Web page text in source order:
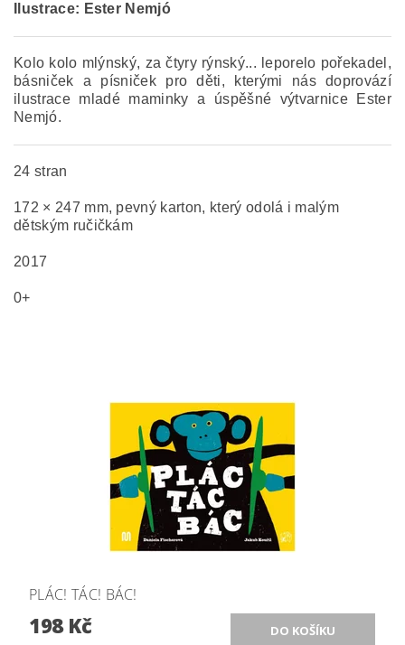
Ilustrace: Ester Nemjó
Kolo kolo mlýnský, za čtyry rýnský... leporelo pořekadel,
básniček a písniček pro děti, kterými nás doprovází
ilustrace mladé maminky a úspěšné výtvarnice Ester
Nemjó.
24 stran
172 × 247 mm, pevný karton, který odolá i malým
dětským ručičkám
2017
0+
PLÁC! TÁC! BÁC!
198 Kč